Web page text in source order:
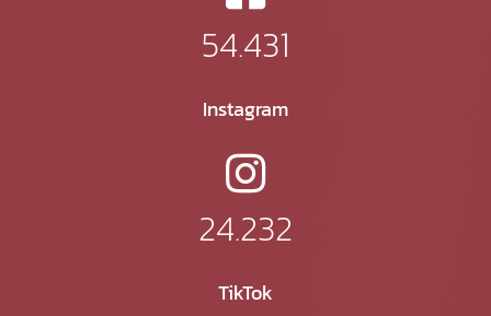
54.431
Instagram
24.232
TikTok